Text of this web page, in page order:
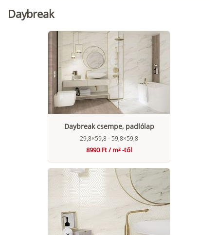
Daybreak
Daybreak csempe, padlólap
29,8×59,8 - 59,8×59,8
8990 Ft / m² -től